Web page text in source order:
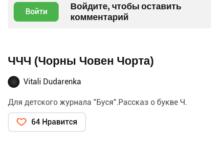
Войти
Войдите, чтобы оставить
комментарий
ЧЧЧ (Чорны Човен Чорта)
Vitali Dudarenka
Для детского журнала "Буся".Рассказ о букве Ч.
64 Нравится